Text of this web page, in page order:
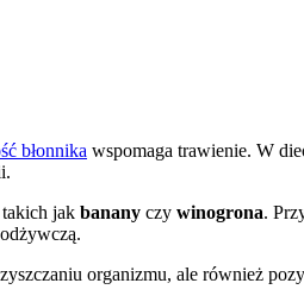
błonnika wspomaga trawienie. W
jak banany czy winogrona.
organizmu, ale również